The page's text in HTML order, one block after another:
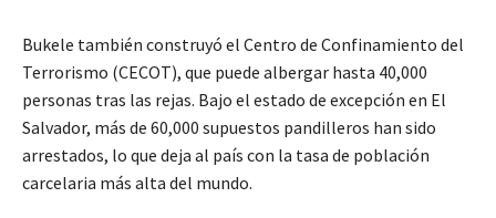
Bukele también construyó el Centro de Confinamiento del
Terrorismo (CECOT), que puede albergar hasta 40,000
personas tras las rejas. Bajo el estado de excepción en El
Salvador, más de 60,000 supuestos pandilleros han sido
arrestados, lo que deja al país con la tasa de población
carcelaria más alta del mundo.